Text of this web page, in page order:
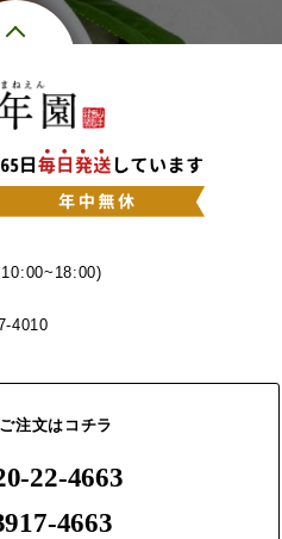
10:00~18:00)
4010
注文はコチラ
22-4663
4663